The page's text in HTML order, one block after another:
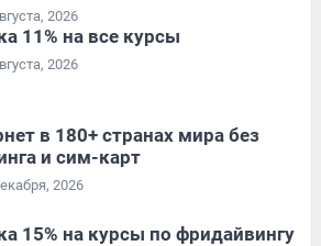
2026
11% на все курсы
2026
в 180+ странах мира без
и сим-карт
2026
15% на курсы по фридайвингу